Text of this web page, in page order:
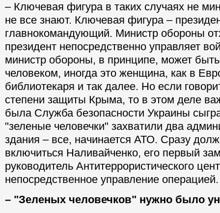
– Ключевая фигура в таких случаях не
не все знают. Ключевая фигура –
главнокомандующий. Министр обороны
президент непосредственно управляет
министр обороны, в принципе, может
человеком, иногда это женщина, как в
библиотекаря и так далее. Но если
степени защиты Крыма, то в этом деле
была Служба безопасности Украины
"зеленые человечки" захватили два
здания – все, начинается АТО. Сразу
включиться Наливайченко, его первый
руководитель Антитеррористического
непосредственное управление операцией.
– "Зеленых человечков" нужно было